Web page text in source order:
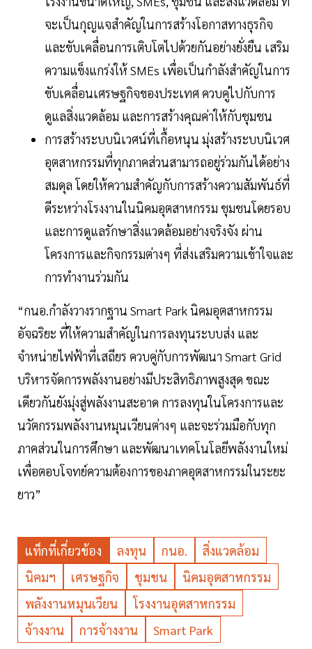
จะเป็นกุญแจสำคัญในการสร้างโอกาสทางธุรกิจ
และขับเคลื่อนการเติบโตไปด้วยกันอย่างยั่งยืน เสริม
ความแข็งแกร่งให้ SMEs เพื่อเป็นกำลังสำคัญในการ
ขับเคลื่อนเศรษฐกิจของประเทศ ควบคู่ไปกับการ
ดูแลสิ่งแวดล้อม และการสร้างคุณค่าให้กับชุมชน
การสร้างระบบนิเวศน์ที่เกื้อหนุน มุ่งสร้างระบบนิเวศ
อุตสาหกรรมที่ทุกภาคส่วนสามารถอยู่ร่วมกันได้อย่าง
สมดุล โดยให้ความสำคัญกับการสร้างความสัมพันธ์ที่
ดีระหว่างโรงงานในนิคมอุตสาหกรรม ชุมชนโดยรอบ
และการดูแลรักษาสิ่งแวดล้อมอย่างจริงจัง ผ่าน
โครงการและกิจกรรมต่างๆ ที่ส่งเสริมความเข้าใจและ
การทำงานร่วมกัน
“กนอ.กำลังวางรากฐาน Smart Park นิคมอุตสาหกรรม
อัจฉริยะ ที่ให้ความสำคัญในการลงทุนระบบส่ง และ
จำหน่ายไฟฟ้าที่เสถียร ควบคู่กับการพัฒนา Smart Grid
บริหารจัดการพลังงานอย่างมีประสิทธิภาพสูงสุด ขณะ
เดียวกันยังมุ่งสู่พลังงานสะอาด การลงทุนในโครงการและ
นวัตกรรมพลังงานหมุนเวียนต่างๆ และจะร่วมมือกับทุก
ภาคส่วนในการศึกษา และพัฒนาเทคโนโลยีพลังงานใหม่
เพื่อตอบโจทย์ความต้องการของภาคอุตสาหกรรมในระยะ
ยาว”
แท็กที่เกี่ยวข้อง ลงทุน กนอ.
สิ่งแวดล้อม
นิคมฯ
เศรษฐกิจ ชุมชน
นิคมอุตสาหกรรม
พลังงานหมุนเวียน
โรงงานอุตสาหกรรม
จ้างงาน
การจ้างงาน Smart Park